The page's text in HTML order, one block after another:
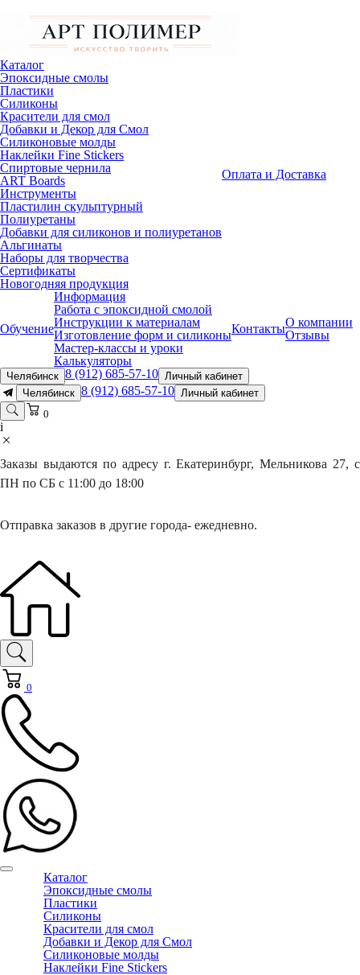
Каталог
Эпоксидные смолы
Пластики
Силиконы
Красители для смол
Добавки и Декор для Смол
Силиконовые молды
Наклейки Fine Stickers
Спиртовые чернила
ART Boards
Инструменты
Пластилин скульптурный
Полиуретаны
Добавки для силиконов и полиуретанов
Альгинаты
Наборы для творчества
Сертификаты
Новогодняя продукция
Оплата и Доставка
Обучение
Информация
Работа с эпоксидной смолой
Инструкции к материалам
Изготовление форм и силиконы
Мастер-классы и уроки
Калькуляторы
КонтактыО компании
Отзывы
Челябинск 8 (912) 685-57-10 Личный кабинет
Челябинск 8 (912) 685-57-10 Личный кабинет
0
i
Заказы выдаются по адресу г. Екатеринбург, Мельникова 27, с
ПН по СБ с 11:00 до 18:00
Отправка заказов в другие города- ежедневно.
0
Каталог
Эпоксидные смолы
Пластики
Силиконы
Красители для смол
Добавки и Декор для Смол
Силиконовые молды
Наклейки Fine Stickers